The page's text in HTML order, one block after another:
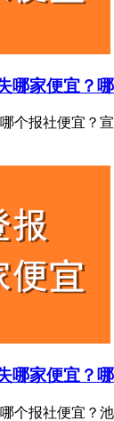
哪家便宜？
个报社便宜？
哪家便宜？
个报社便宜？